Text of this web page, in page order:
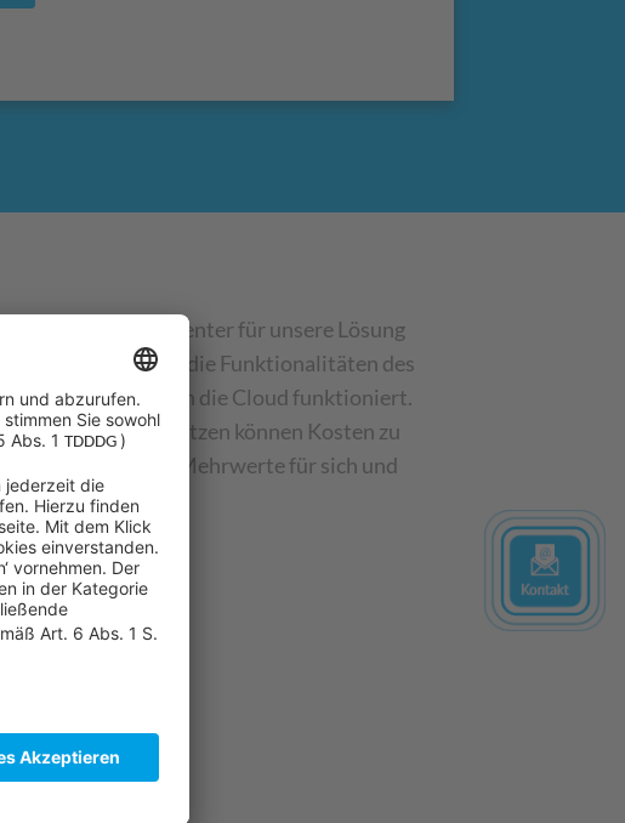
Benachrichtigungscenter für unsere Lösung
Wir zeigen Ihnen die Funktionalitäten des
Datenaustausch in die Cloud funktioniert.
Sie dabei unterstützen können Kosten zu
zu erzielen oder Mehrwerte für sich und